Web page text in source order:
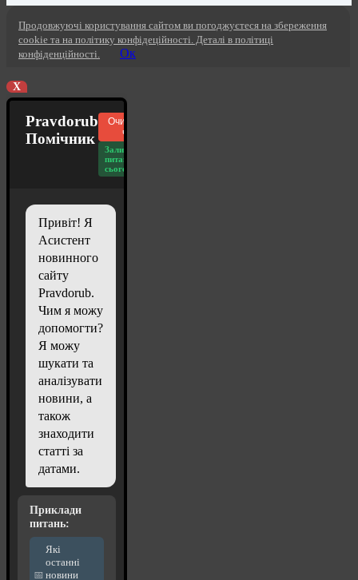
Продовжуючі користування сайтом ви погоджуєтеся на збереження
cookie та на політику конфідеційності. Деталі в політиці
конфіденційності.
Ок
X
Pravdorub
Помічник
Очистити
чат
Залишилось
питань
сьогодні: 20
Привіт! Я
Асистент
новинного
сайту
Pravdorub.
Чим я можу
допомогти?
Я можу
шукати та
аналізувати
новини, а
також
знаходити
статті за
датами.
Приклади
питань:
Які
останні
новини